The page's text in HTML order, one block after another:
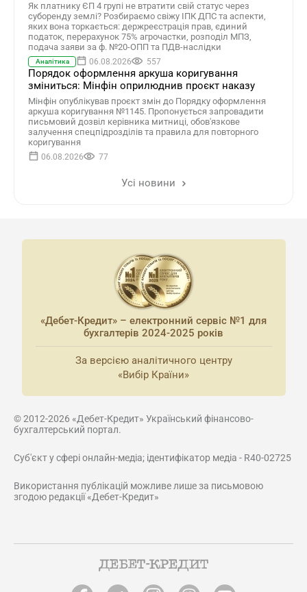
Як платнику ЄП 4 групі не втратити свій статус через
суборенду землі? Розбираємо свіжу ІПК ДПС та аспекти,
яких вона торкається: держреєстрація прав, єдиний
податок, перерахунок 75% агрочастки, розподіл МПЗ,
подача заяви за ф. №20-ОПП та ПДВ-наслідки
Аналітика 06.08.2026 557
Порядок оформлення аркуша коригування
зміниться: Мінфін оприлюднив проєкт наказу
Мінфін опублікував проєкт змін до Порядку оформлення
аркуша коригування №1145. Пропонується запровадити
письмовий дозвіл керівника митниці, обов'язкове
залучення спецпідрозділів та правила для повторного
коригування
06.08.2026 77
Усі новини
«Дебет-Кредит» – електронний сервіс №1 для
бухгалтерів 2024-2025 років
За версією аналітичного центру
«Вибір Країни»
© 2012-2026 «Дебет-Кредит» Український фінансово-
бухгалтерський портал.
Суб'єкт у сфері онлайн-медіа; ідентифікатор медіа - R40-02725
Використання публікацій можливе лише за письмовою
згодою редакції «Дебет-Кредит»